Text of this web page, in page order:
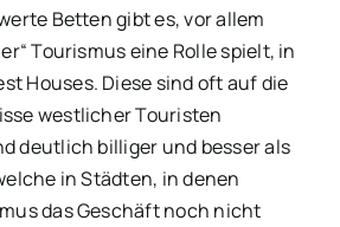
Betten gibt es, vor allem
Tourismus eine Rolle spielt, in
Houses. Diese sind oft auf die
westlicher Touristen
deutlich billiger und besser als
in Städten, in denen
das Geschäft noch nicht